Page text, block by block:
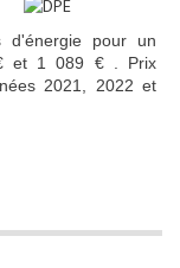
d'énergie pour un
et 1 089 € . Prix
2021, 2022 et